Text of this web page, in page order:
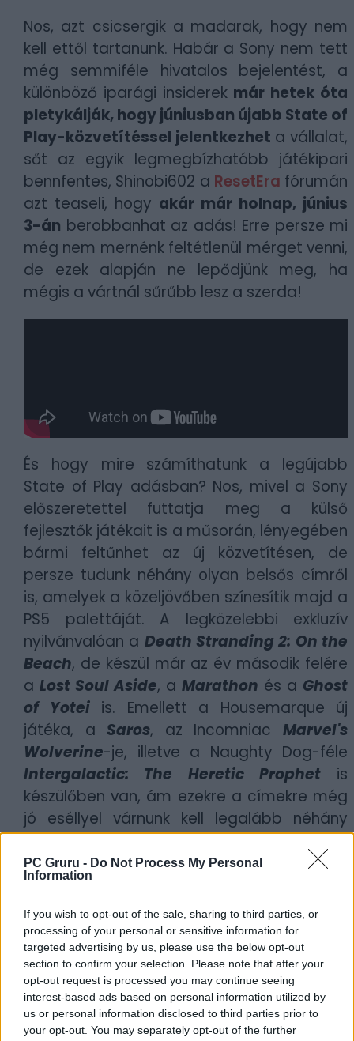
PC Gruru - Do Not Process My Personal
Information
If you wish to opt-out of the sale, sharing to third parties, or
processing of your personal or sensitive information for
targeted advertising by us, please use the below opt-out
section to confirm your selection. Please note that after your
opt-out request is processed you may continue seeing
interest-based ads based on personal information utilized by
us or personal information disclosed to third parties prior to
your opt-out. You may separately opt-out of the further
Nos, azt csicsergik a madarak, hogy nem
kell ettől tartanunk. Habár a Sony nem tett
még semmiféle hivatalos bejelentést, a
különböző iparági insiderek már hetek óta
pletykálják, hogy júniusban újabb State of
Play-közvetítéssel jelentkezhet a vállalat,
sőt az egyik legmegbízhatóbb játékipari
bennfentes, Shinobi602 a ResetEra fórumán
azt teaseli, hogy akár már holnap, június
3-án berobbanhat az adás! Erre persze mi
még nem mernénk feltétlenül mérget venni,
de ezek alapján ne lepődjünk meg, ha
mégis a vártnál sűrűbb lesz a szerda!
És hogy mire számíthatunk a legújabb
State of Play adásban? Nos, mivel a Sony
előszeretettel futtatja meg a külső
fejlesztők játékait is a műsorán, lényegében
bármi feltűnhet az új közvetítésen, de
persze tudunk néhány olyan belsős címről
is, amelyek a közeljövőben színesítik majd a
PS5 palettáját. A legközelebbi exkluzív
nyilvánvalóan a Death Stranding 2: On the
Beach, de készül már az év második felére
a Lost Soul Aside, a Marathon és a Ghost
of Yoteiis. Emellett a Housemarque új
játéka, a Saros, az IncomniacMarvel's
Wolverine-je, illetve a Naughty Dog-féle
Intergalactic: The Heretic Prophetis
készülőben van, ám ezekre a címekre még
jó eséllyel várnunk kell legalább néhány
évet, így arra sem vennénk mérget, hogy
az új Stated of Play-en komolyabb
bemutatót kapnának.
Borítókép forrása: Sony, PlayStation
Szerző:szlav
Dátum:2025.06.03 10:30
Csapd be az AI-t! Állítsd be itt, hogy a PC